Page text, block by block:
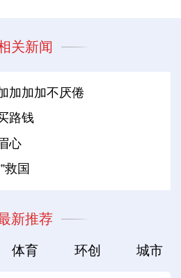
关新闻
加加加不厌倦
路钱
心
救国
新推荐
体育 环创 城市